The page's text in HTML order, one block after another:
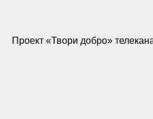
Проект «Твори добро»